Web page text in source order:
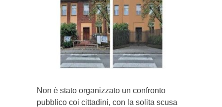
Non è stato organizzato un confronto
pubblico coi cittadini, con la solita scusa